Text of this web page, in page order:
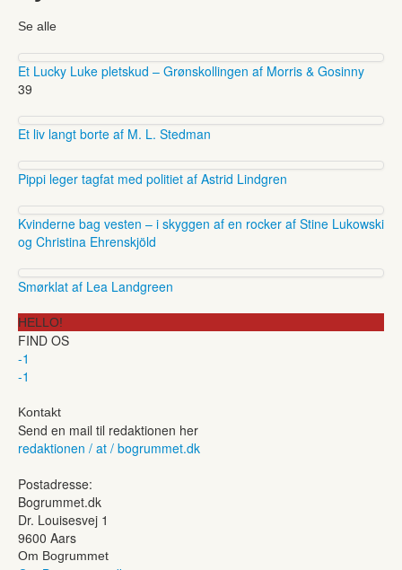
Se alle
Et Lucky Luke pletskud – Grønskollingen af Morris & Gosinny
39
Et liv langt borte af M. L. Stedman
Pippi leger tagfat med politiet af Astrid Lindgren
Kvinderne bag vesten – i skyggen af en rocker af Stine Lukowski
og Christina Ehrenskjöld
Smørklat af Lea Landgreen
HELLO!
FIND OS
-1
-1
Kontakt
Send en mail til redaktionen her
redaktionen / at / bogrummet.dk
Postadresse:
Bogrummet.dk
Dr. Louisesvej 1
9600 Aars
Om Bogrummet